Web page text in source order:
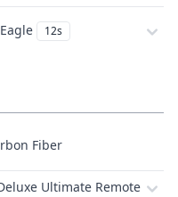
12s
Fiber
Ultimate Remote